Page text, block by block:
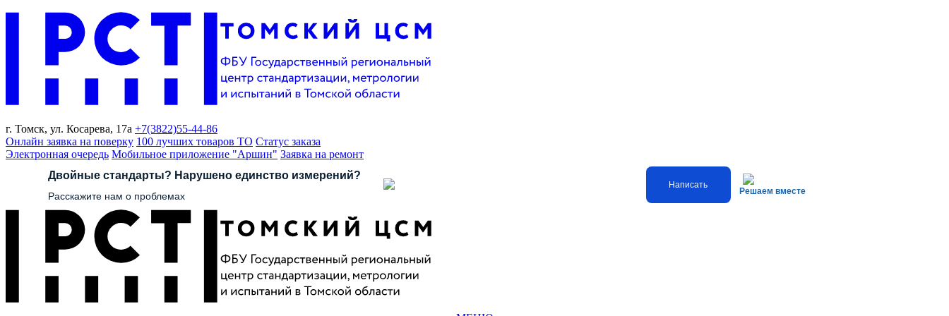
г. Томск, ул. Косарева, 17а +7(3822)55-44-86
Онлайн заявка на поверку 100 лучших товаров ТО Статус заказа
Электронная очередь Мобильное приложение "Аршин" Заявка на ремонт
Двойные стандарты? Нарушено единство измерений?
Расскажите нам о проблемах
Написать
Решаем вместе